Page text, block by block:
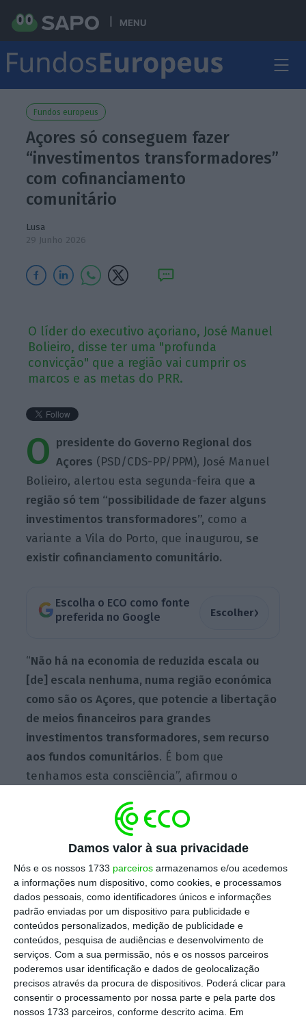
Damos valor à sua privacidade
Nós e os nossos 1733 parceiros armazenamos e/ou acedemos
a informações num dispositivo, como cookies, e processamos
dados pessoais, como identificadores únicos e informações
padrão enviadas por um dispositivo para publicidade e
conteúdos personalizados, medição de publicidade e
conteúdos, pesquisa de audiências e desenvolvimento de
serviços. Com a sua permissão, nós e os nossos parceiros
poderemos usar identificação e dados de geolocalização
precisos através da procura de dispositivos. Poderá clicar para
consentir o processamento por nossa parte e pela parte dos
nossos 1733 parceiros, conforme descrito acima. Em
MENU
Fundos europeus
Açores só conseguem fazer
“investimentos transformadores”
com cofinanciamento
comunitário
Lusa
29 Junho 2026
O líder do executivo açoriano, José Manuel
Bolieiro, disse ter uma "profunda
convicção" que a região vai cumprir os
marcos e as metas do PRR.
O presidente do Governo Regional dos
Açores (PSD/CDS-PP/PPM), José Manuel
Bolieiro, alertou esta segunda-feira que a
região só tem “possibilidade de fazer alguns
investimentos transformadores”, como a
variante a Vila do Porto, que inaugurou, se
existir cofinanciamento comunitário.
Escolha o ECO como fonte
preferida no Google
Escolher›
“Não há na economia de reduzida escala ou
[de] escala nenhuma, numa região económica
como são os Açores, que potencie a libertação
de meios financeiros para grandes
investimentos transformadores, sem recurso
aos fundos comunitários. É bom que
tenhamos esta consciência”, afirmou o
variante a Vila do Porto, na ilha de Santa
A via, com uma extensão de cerca de 2,5
quilómetros, custou cerca de seis milhões de
euros e foi financiada pelo Programa de
Recuperação e Resiliência (PRR), no âmbito
dos circuitos logísticos dos Açores, que
totalizam um investimento global de 92,4
milhões de euros.